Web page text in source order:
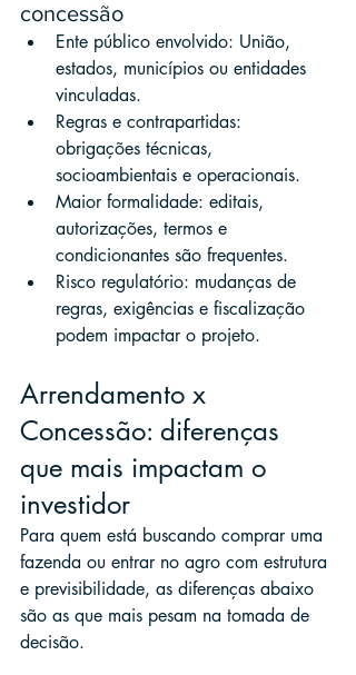
concessão
Ente público envolvido: União,
estados, municípios ou entidades
vinculadas.
Regras e contrapartidas:
obrigações técnicas,
socioambientais e operacionais.
Maior formalidade: editais,
autorizações, termos e
condicionantes são frequentes.
Risco regulatório: mudanças de
regras, exigências e fiscalização
podem impactar o projeto.
Arrendamento x
Concessão: diferenças
que mais impactam o
investidor
Para quem está buscando comprar uma
fazenda ou entrar no agro com estrutura
e previsibilidade, as diferenças abaixo
são as que mais pesam na tomada de
decisão.